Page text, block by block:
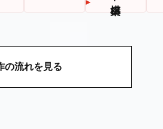
の流れを見る